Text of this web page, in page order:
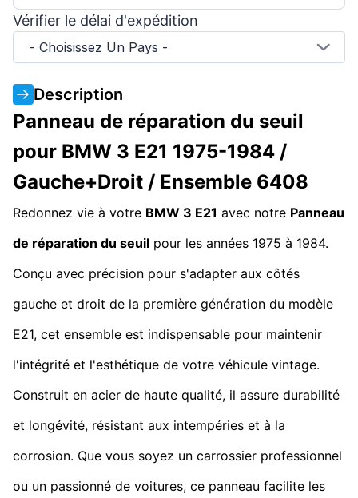
Vérifier le délai d'expédition
- Choisissez Un Pays -
Description
Panneau de réparation du seuil
pour BMW 3 E21 1975-1984 /
Gauche+Droit / Ensemble 6408
Redonnez vie à votre BMW 3 E21 avec notre Panneau
de réparation du seuil pour les années 1975 à 1984.
Conçu avec précision pour s'adapter aux côtés
gauche et droit de la première génération du modèle
E21, cet ensemble est indispensable pour maintenir
l'intégrité et l'esthétique de votre véhicule vintage.
Construit en acier de haute qualité, il assure durabilité
et longévité, résistant aux intempéries et à la
corrosion. Que vous soyez un carrossier professionnel
ou un passionné de voitures, ce panneau facilite les